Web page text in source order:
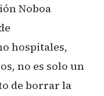
Noboa
hospitales,
no es solo un
de borrar la